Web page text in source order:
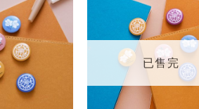
加入
「願
望輕
已售完